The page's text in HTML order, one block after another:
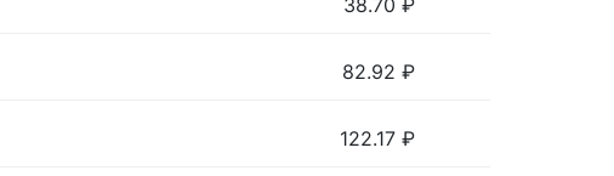
38.70 ₽
82.92 ₽
122.17 ₽